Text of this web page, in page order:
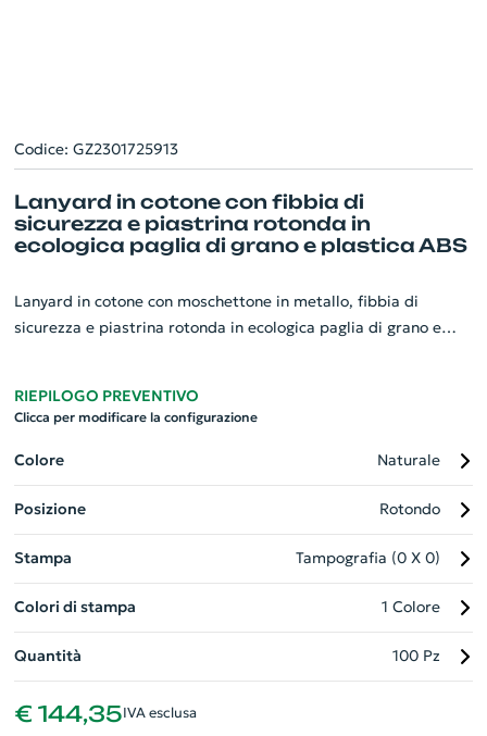
Codice: GZ2301725913
Lanyard in cotone con fibbia di
sicurezza e piastrina rotonda in
ecologica paglia di grano e plastica ABS
Lanyard in cotone con moschettone in metallo, fibbia di
sicurezza e piastrina rotonda in ecologica paglia di grano e
RIEPILOGO PREVENTIVO
Clicca per modificare la configurazione
Colore Naturale
Posizione Rotondo
Stampa Tampografia (0 X 0)
Colori di stampa 1 Colore
Quantità 100 Pz
€ 144,35IVA esclusa